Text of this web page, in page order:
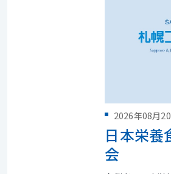
2026年08月
日本栄
会